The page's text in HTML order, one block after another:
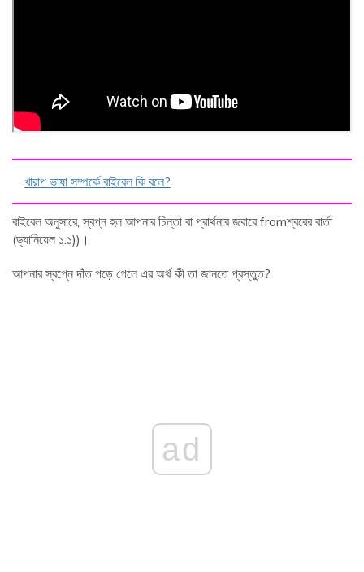
খারাপ ভাষা সম্পর্কে বাইবেল কি বলে?
বাইবেল অনুসারে, স্বপ্ন হল আপনার চিন্তা বা প্রার্থনার জবাবে fromশ্বরের বার্তা
(ড্যানিয়েল ১:১))।
আপনার স্বপ্নে দাঁত পড়ে গেলে এর অর্থ কী তা জানতে প্রস্তুত?
ad